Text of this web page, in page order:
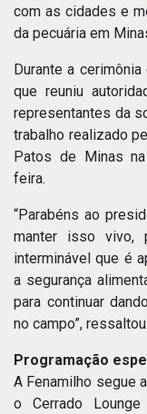
com as cidades e
da pecuária em
Durante a
que reuniu
representantes da
trabalho realizado
Patos de Minas
feira.
“Parabéns ao
manter isso vivo,
interminável que é
a segurança
para continuar
no campo”, ressaltou.
Programação
A Fenamilho segue
o Cerrado